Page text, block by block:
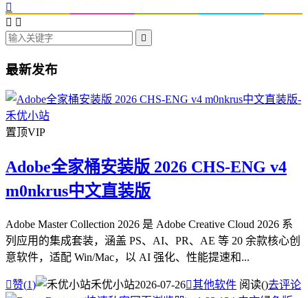

 

最新发布
置顶VIP
Adobe全家桶安装版 2026 CHS-ENG v4
m0nkrus中文直装版
Adobe Master Collection 2026 是 Adobe Creative Cloud 2026 系
列应用的集成套装，涵盖 PS、AI、PR、AE 等 20 余款核心创
意软件，适配 Win/Mac，以 AI 强化、性能提速和...
赞(1) 禾优小站2026-07-26其他软件 阅读()去评论